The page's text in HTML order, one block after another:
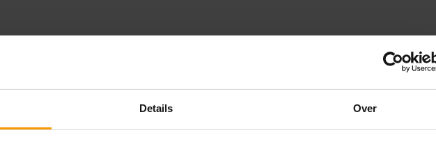
Details Over
van (verschillende) BTW instellingen per verzendadres in verkoopdocumenten
genereren, rekening houdend met actuele of gemiddelde inkoopprijs